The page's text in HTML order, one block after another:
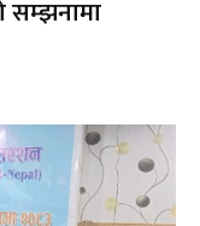
सम्झनामा